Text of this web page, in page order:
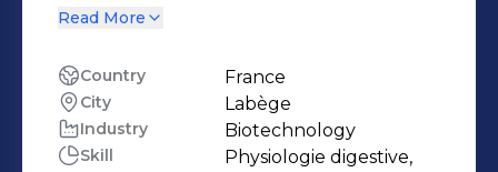
de la biotechnologie. Fort d'une solide
et manage des projets R&D
transformateurs 🚀, avec un focus sur
l'intestin et la communication inter-
Read More
Country France
City Labège
Industry Biotechnology
Skill
Physiologie digestive,